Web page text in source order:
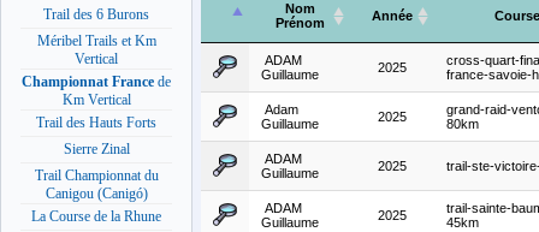
Trail des 6 Burons
Méribel Trails et Km
Vertical
Championnat France de
Km Vertical
Trail des Hauts Forts
Sierre Zinal
Trail Championnat du
Canigou (Canigó)
La Course de la Rhune
Nom
Prénom
Année Course
ADAM
Guillaume
2025
cross-quart-
france-savoie-h
Adam
Guillaume
2025
grand-raid-
80km
ADAM
Guillaume
2025 trail-ste-
ADAM
Guillaume
2025
trail-sainte-
45km